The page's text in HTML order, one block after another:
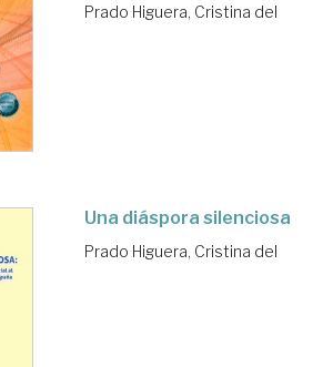
Prado Higuera, Cristina del
Una diáspora silenciosa
Prado Higuera, Cristina del